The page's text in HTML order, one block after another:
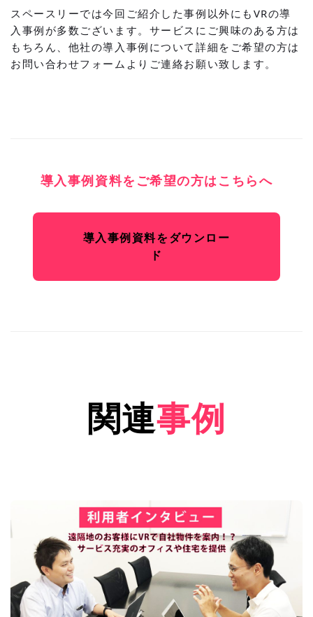
スペースリーでは今回ご紹介した事例以外にもVRの導
入事例が多数ございます。サービスにご興味のある方は
もちろん、他社の導入事例について詳細をご希望の方は
お問い合わせフォーム よりご連絡お願い致します。
導入事例資料をご希望の方はこちらへ
導入事例資料をダウンロー
ド
関連事例